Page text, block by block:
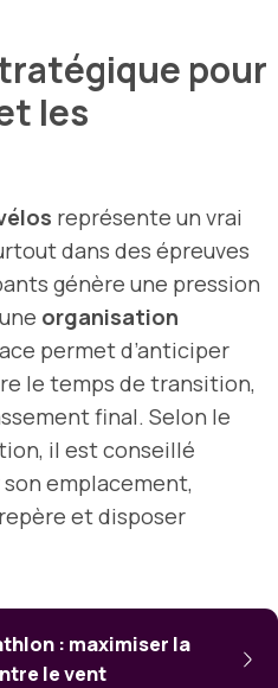
pour
les
représente un vrai
dans des épreuves
génère une pression
organisation
permet d’anticiper
le temps de transition,
final. Selon le
il est conseillé
emplacement,
et disposer
: maximiser la
le vent